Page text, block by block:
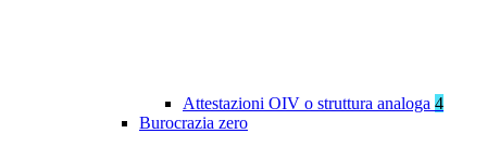
Attestazioni OIV o struttura analoga 4
Burocrazia zero